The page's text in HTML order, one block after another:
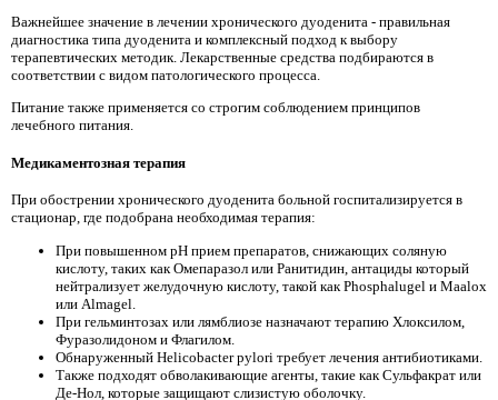
Важнейшее значение в лечении хронического дуоденита - правильная
диагностика типа дуоденита и комплексный подход к выбору
терапевтических методик. Лекарственные средства подбираются в
соответствии с видом патологического процесса.
Питание также применяется со строгим соблюдением принципов
лечебного питания.
Медикаментозная терапия
При обострении хронического дуоденита больной госпитализируется в
стационар, где подобрана необходимая терапия:
При повышенном pH прием препаратов, снижающих соляную
кислоту, таких как Омепаразол или Ранитидин, антациды который
нейтрализует желудочную кислоту, такой как Phosphalugel и Maalox
или Almagel.
При гельминтозах или лямблиозе назначают терапию Хлоксилом,
Фуразолидоном и Флагилом.
Обнаруженный Helicobacter pylori требует лечения антибиотиками.
Также подходят обволакивающие агенты, такие как Сульфакрат или
Де-Нол, которые защищают слизистую оболочку.